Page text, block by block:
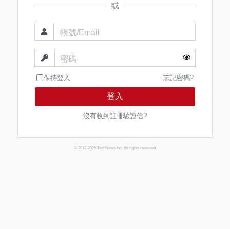
或
帳號/Email
密碼
保持登入 忘記密碼?
登入
沒有收到註冊驗證信?
© 2013-2026 TechNews Inc. All rights reserved.